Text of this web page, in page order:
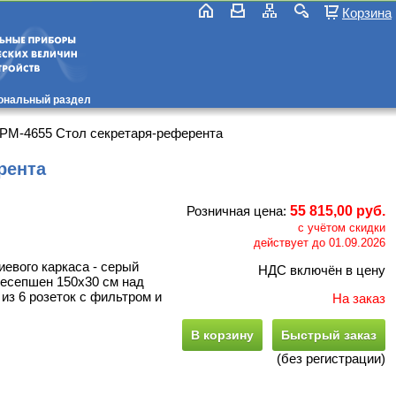
Корзина
раздел
4655 Стол секретаря-референта
каркаса - серый
150х30 см над
6 розеток с фильтром и
Розничная цена: 55 815,00 руб.
с учётом скидки
действует до 01.09.2026
НДС включён в цену
На заказ
В корзину Быстрый заказ
(без регистрации)